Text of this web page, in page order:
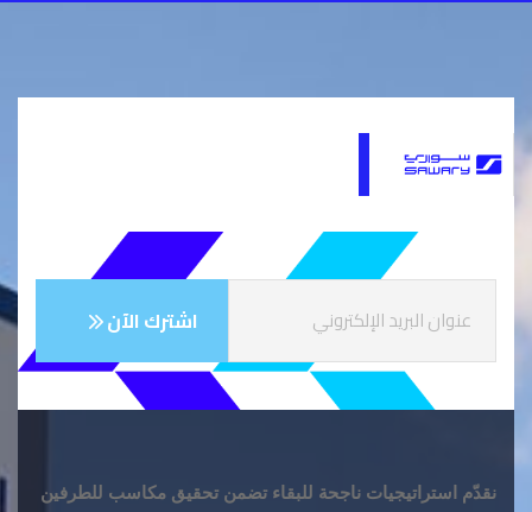
نقدّم استراتيجيات ناجحة للبقاء تضمن تحقيق مكاسب للطرفين